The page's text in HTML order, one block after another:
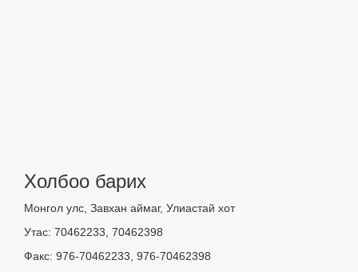
Холбоо барих
Монгол улс, Завхан аймаг, Улиастай хот
Утас: 70462233, 70462398
Факс: 976-70462233, 976-70462398